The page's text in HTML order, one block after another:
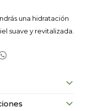
una hidratación
suave y revitalizada.